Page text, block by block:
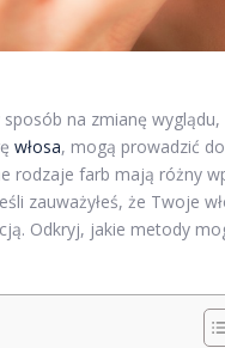
na zmianę
włosa, mogą prowadzić
rodzaje farb mają różny
zauważyłeś, że Twoje
Odkryj, jakie metody